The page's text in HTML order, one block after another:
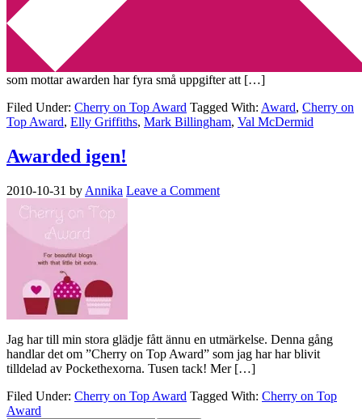
2010-11-17 Annika
För en tid sedan fick jag en Cherry on Top Award av
Pockethexorna, vilket gjorde mig oerhört glad. Tack så mycket! Den
som mottar awarden har fyra små uppgifter att […]
Filed Under: Cherry on Top Award Tagged With: Award, Cherry on
Top Award, Elly Griffiths, Mark Billingham, Val McDermid
Awarded igen!
2010-10-31 by Annika Leave a Comment
Jag har till min stora glädje fått ännu en utmärkelse. Denna gång
handlar det om ”Cherry on Top Award” som jag har har blivit
tilldelad av Pockethexorna. Tusen tack! Mer […]
Filed Under: Cherry on Top Award Tagged With: Cherry on Top
Award